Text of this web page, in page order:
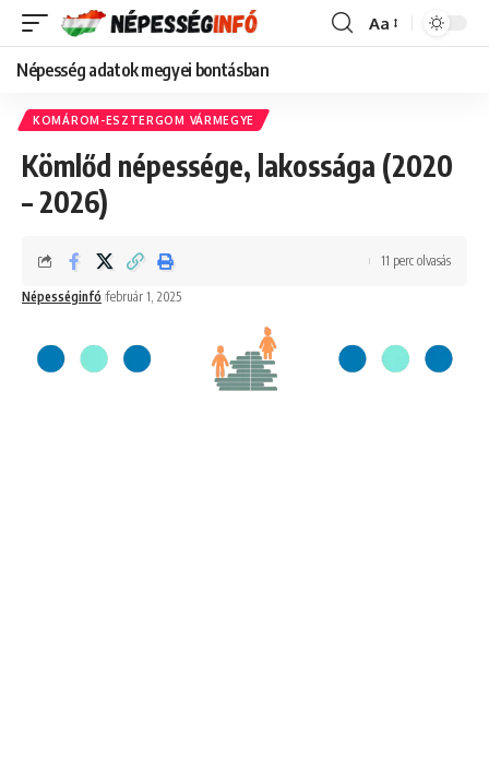
Font
Aa
Népesség adatok megyei bontásban
KOMÁROM-ESZTERGOM VÁRMEGYE
Kömlőd népessége, lakossága (2020
– 2026)
Népességinfó február 1, 2025
11 perc olvasás